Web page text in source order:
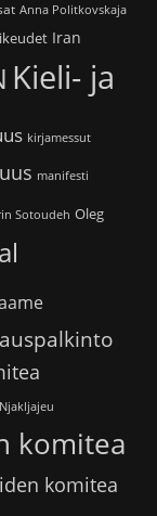
Anna Politkovskaja
Iran
Kieli- ja
kirjamessut
manifesti
Sotoudeh Oleg
komitea
komitea